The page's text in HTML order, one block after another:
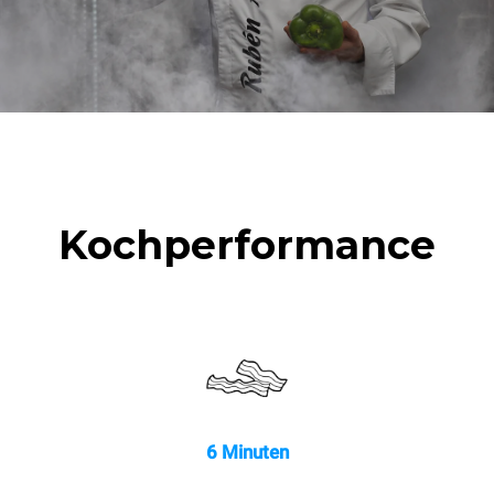
(Ofenbeladung: 20%)
1 volle Ofenladung
Bratkartoffeln
3 volle Ofenladungen mit
Dampf gegart
1 Langwaschprogramm
1 Mediumwaschprogramm
Kochperformance
6 Minuten